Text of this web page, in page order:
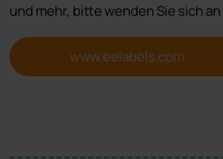
und mehr, bitte wenden Sie sich an
www.eelabels.com